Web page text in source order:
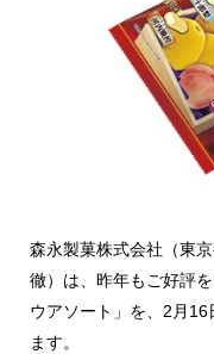
森永製菓株式会社（東
徹）は、昨年もご好評
ウアソート」を、2月
ます。